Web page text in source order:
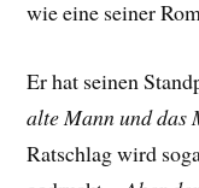
wie eine seiner
Er hat seinen
alte Mann und das
Ratschlag wird